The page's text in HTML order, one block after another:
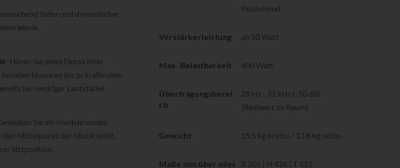
tiefer und dynamischer
Hören Sie jedes Detail Ihrer
feinsten Nuancen bis zu kraftvollen
bei niedriger Lautstärke.
Sie ein involvierendes
den Mittelpunkt der Musik stellt,
Sitzposition.
freistehend
Verstärkerleistung ab 50 Watt
Max. Belastbarkeit 400 Watt
Übertragungsberei
ch
28 Hz - 32 kHz (-10 dB)
(Realwert im Raum)
Gewicht 15.5 kg brutto / 13,8 kg netto
Maße mm über alles B 205 | H 426 | T 415